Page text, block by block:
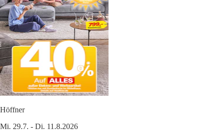
Höffner
Mi. 29.7. - Di. 11.8.2026